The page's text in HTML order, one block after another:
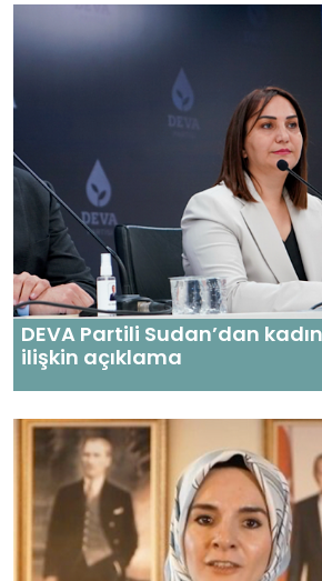
DEVA Partili Sudan’dan
ilişkin açıklama